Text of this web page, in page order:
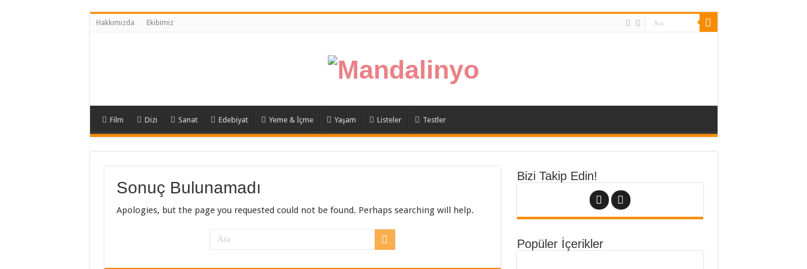
Hakkımızda Ekibimiz
Film Dizi Sanat Edebiyat Yeme & İçme Yaşam Listeler Testler
Sonuç Bulunamadı
Apologies, but the page you requested could not be found. Perhaps searching will help.
Bizi Takip Edin!
Popüler İçerikler